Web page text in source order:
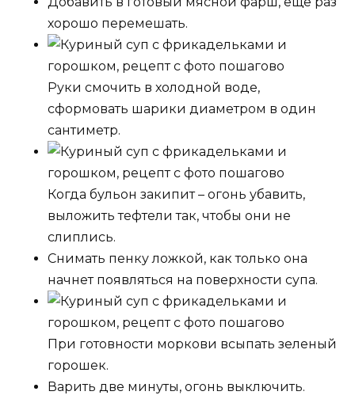
хорошо перемешать.
Руки смочить в холодной воде,
сформовать шарики диаметром в один
сантиметр.
Когда бульон закипит – огонь убавить,
выложить тефтели так, чтобы они не
слиплись.
Снимать пенку ложкой, как только она
начнет появляться на поверхности супа.
При готовности моркови всыпать зеленый
горошек.
Варить две минуты, огонь выключить.